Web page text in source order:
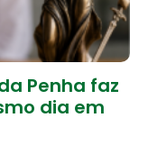
Penha faz
dia em